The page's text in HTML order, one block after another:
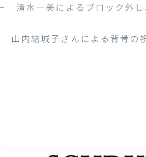
清水一美によるブロック外し
内結城子さんによる背骨の